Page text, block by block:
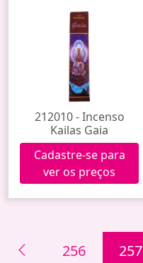
212010 - Incenso
Kailas Gaia
Cadastre-se para
ver os preços
256 257